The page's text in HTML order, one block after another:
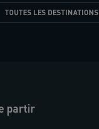
TOUTES LES DESTINATIONS
partir